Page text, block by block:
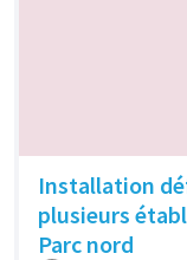
Installation
plusieurs
Parc nord